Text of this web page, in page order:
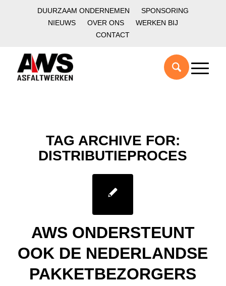
DUURZAAM ONDERNEMEN
SPONSORING
NIEUWS
OVER ONS
WERKEN BIJ
CONTACT
TAG ARCHIVE FOR:
DISTRIBUTIEPROCES
AWS ONDERSTEUNT
OOK DE NEDERLANDSE
PAKKETBEZORGERS